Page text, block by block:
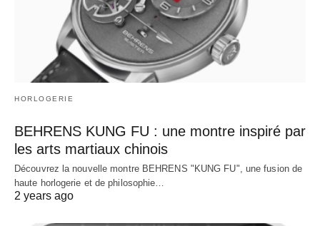
HORLOGERIE
BEHRENS KUNG FU : une montre inspiré par
les arts martiaux chinois
Découvrez la nouvelle montre BEHRENS "KUNG FU", une fusion de
haute horlogerie et de philosophie…
2 years ago